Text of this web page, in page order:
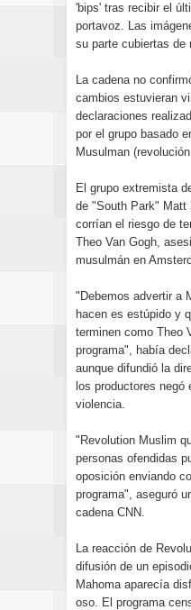
'bips' tras recibir el
portavoz. Las
su parte cubiertas de
La cadena no
cambios estuvieran
declaraciones
por el grupo basado
Musulman
El grupo extremista
de "South Park" Matt
corrían el riesgo de
Theo Van Gogh,
musulmán en
"Debemos advertir a
hacen es estúpido y
terminen como Theo
programa", había
aunque difundió la
los productores
violencia.
"Revolution Muslim
personas ofendidas
oposición enviando
programa", aseguró
cadena CNN.
La reacción de
difusión de un
Mahoma aparecía
oso. El programa